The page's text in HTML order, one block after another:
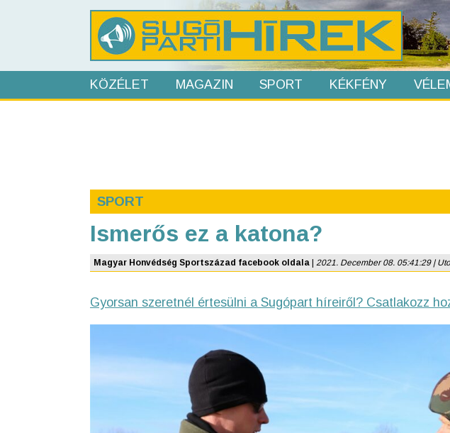
KÖZÉLET MAGAZIN SPORT KÉKFÉNY
SPORT
Ismerős ez a katona?
Magyar Honvédség Sportszázad facebook oldala 2021. December 08. 05:41:29 |
Gyorsan szeretnél értesülni a Sugópart híreiről? Csatlakozz